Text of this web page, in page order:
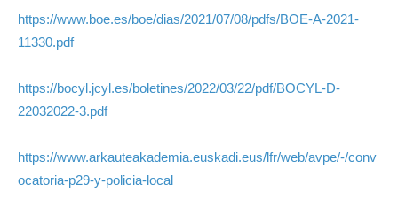
https://www.boe.es/boe/dias/2021/07/08/pdfs/BOE-A-2021-
11330.pdf
https://bocyl.jcyl.es/boletines/2022/03/22/pdf/BOCYL-D-
22032022-3.pdf
https://www.arkauteakademia.euskadi.eus/lfr/web/avpe/-/conv
ocatoria-p29-y-policia-local